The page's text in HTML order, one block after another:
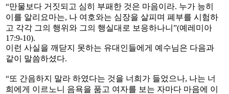
“만물보다 거짓되고 심히 부패한 것은 마음이라. 누가 능히
이를 알리요마는, 나 여호와는 심장을 살피며 폐부를 시험하
고 각각 그의 행위와 그의 행실대로 보응하나니”(예레미아
17:9-10).
이런 사실을 깨닫지 못하는 유대인들에게 예수님은 다음과
같이 말씀하셨다.
“또 간음하지 말라 하였다는 것을 너희가 들었으나, 나는 너
희에게 이르노니 음욕을 품고 여자를 보는 자마다 마음에 이